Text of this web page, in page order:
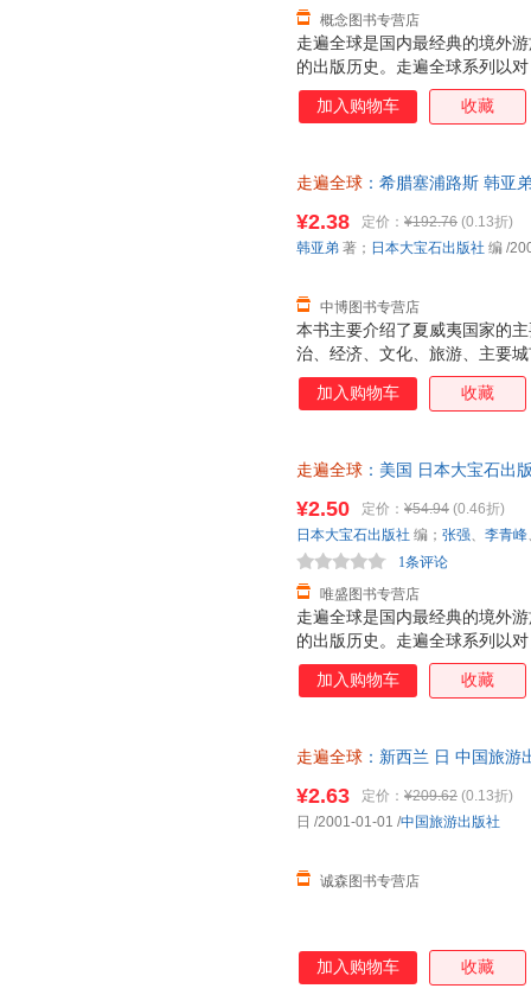
走遍全球是国内最经典的境外
的出版历史。走遍全球系列以
图片和双语地图制作，获得了
遍全球系列旅游指南一贯坚持
用、印刷的精美，让走遍全球
相当大的不同，图片更加清晰
美国的神奇，一定会让读者觉
概念图书专营店
加入购物车 收藏
走遍全球 ：希腊塞浦路斯 韩亚
本书主要介绍了夏威夷国家的
治、经济、文化、旅游、主要
路等。全书图文并茂，信息真
本书为旅游指南，从食、住、
篇、瓦胡岛全图、瓦胡岛的交
¥2.38 定价： ¥192.76 (0.13折)
中博图书专营店
韩亚弟 著； 日本大宝石出版社 编 /
加入购物车 收藏
走遍全球 ：美国 日本大宝石出
换】
走遍全球是国内最经典的境外
的出版历史。走遍全球系列以
图片和双语地图制作，获得了
遍全球系列旅游指南一贯坚持
用、印刷的精美，让走遍全球
相当大的不同，图片更加清晰
美国的神奇，一定会让读者觉
¥2.50 定价： ¥54.94 (0.46折)
唯盛图书专营店
1条评论
日本大宝石出版社 编； 张强、 李青峰
加入购物车 收藏
走遍全球 ：新西兰 日 中国旅
¥2.63 定价： ¥209.62 (0.13折)
诚森图书专营店
日 /2001-01-01 /中国旅游出版社
加入购物车 收藏